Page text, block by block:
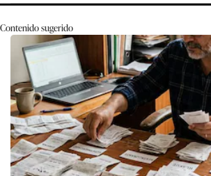
Contenido sugerido